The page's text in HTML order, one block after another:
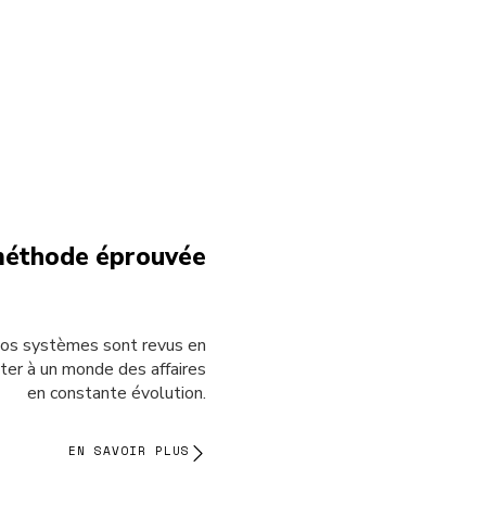
éprouvée
systèmes sont revus en
à un monde des affaires
en constante évolution.
EN SAVOIR PLUS